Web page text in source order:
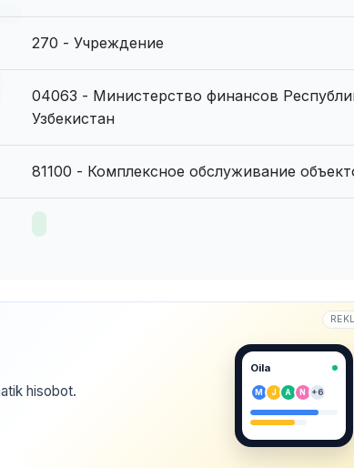
270 - Учреждение
04063 - Министерство финансов
Узбекистан
81100 - Комплексное обслуживание
hisobot.
Oila
M J A N +6